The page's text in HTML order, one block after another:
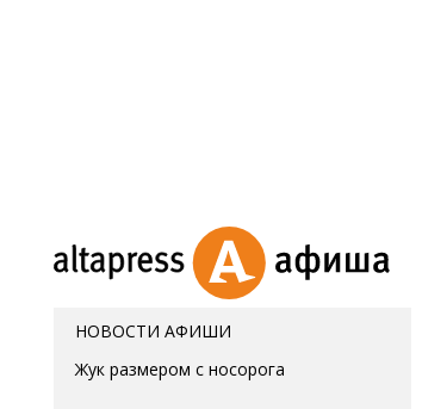
НОВОСТИ АФИШИ
Жук размером с носорога